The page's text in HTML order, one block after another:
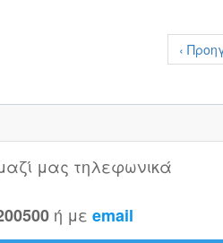
‹
μας τηλεφωνικά
ή με email